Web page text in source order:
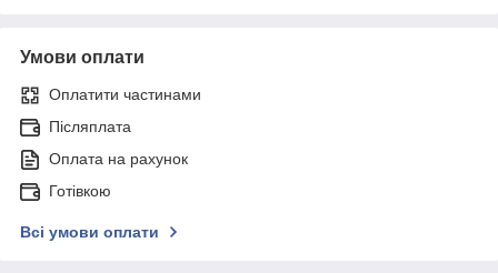
Умови оплати
Оплатити частинами
Післяплата
Оплата на рахунок
Готівкою
Всі умови оплати